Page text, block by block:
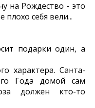
на Рождество - это
плохо себя вели...
подарки один, а
характера. Санта-
Года домой сам
должен кто-то